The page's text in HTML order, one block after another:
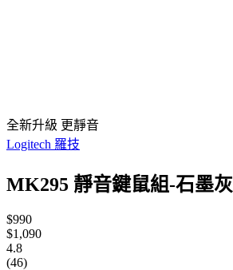
全新升級 更靜音
Logitech 羅技
MK295 靜音鍵鼠組-石墨灰
$990
$1,090
4.8
(46)